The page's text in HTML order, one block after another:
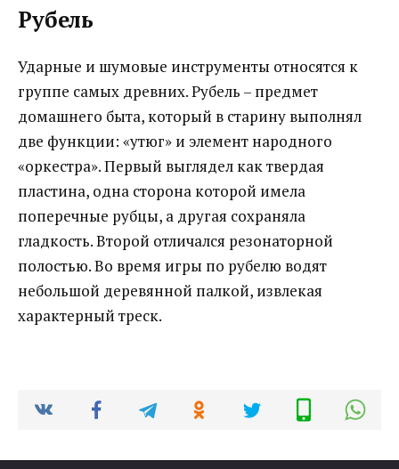
Рубель
Ударные и шумовые инструменты относятся к
группе самых древних. Рубель – предмет
домашнего быта, который в старину выполнял
две функции: «утюг» и элемент народного
«оркестра». Первый выглядел как твердая
пластина, одна сторона которой имела
поперечные рубцы, а другая сохраняла
гладкость. Второй отличался резонаторной
полостью. Во время игры по рубелю водят
небольшой деревянной палкой, извлекая
характерный треск.